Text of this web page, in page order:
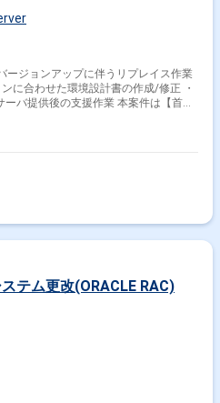
ージョンアップに伴うリプレイス作業
に合わせた環境設計書の作成/修正 ・
の支援作業 本案件は【首都
テム更改(ORACLE RAC)